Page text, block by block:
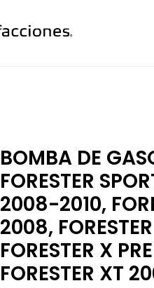
BOMBA DE
FORESTER
2008-2010,
2008,
FORESTER X
FORESTER XT